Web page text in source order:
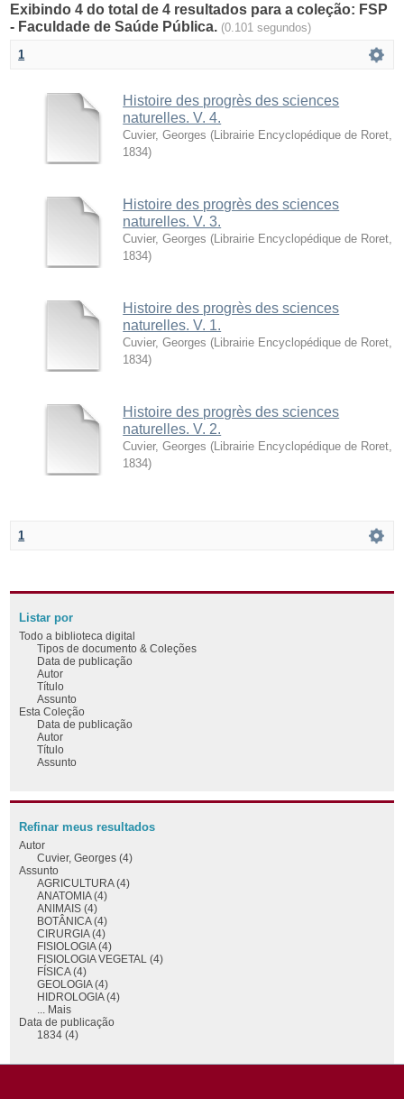
Exibindo 4 do total de 4 resultados para a coleção: FSP
- Faculdade de Saúde Pública. (0.101 segundos)
1
Histoire des progrès des sciences
naturelles. V. 4.
Cuvier, Georges ( Librairie Encyclopédique de Roret
1834)
Histoire des progrès des sciences
naturelles. V. 3.
Cuvier, Georges ( Librairie Encyclopédique de Roret
1834)
Histoire des progrès des sciences
naturelles. V. 1.
Cuvier, Georges ( Librairie Encyclopédique de Roret
1834)
Histoire des progrès des sciences
naturelles. V. 2.
Cuvier, Georges ( Librairie Encyclopédique de Roret
1834)
1
Listar por
Todo a biblioteca digital
Tipos de documento & Coleções
Data de publicação
Autor
Título
Assunto
Esta Coleção
Data de publicação
Autor
Título
Assunto
Refinar meus resultados
Autor
Cuvier, Georges (4)
Assunto
AGRICULTURA (4)
ANATOMIA (4)
ANIMAIS (4)
BOTÂNICA (4)
CIRURGIA (4)
FISIOLOGIA (4)
FISIOLOGIA VEGETAL (4)
FÍSICA (4)
GEOLOGIA (4)
HIDROLOGIA (4)
... Mais
Data de publicação
1834 (4)